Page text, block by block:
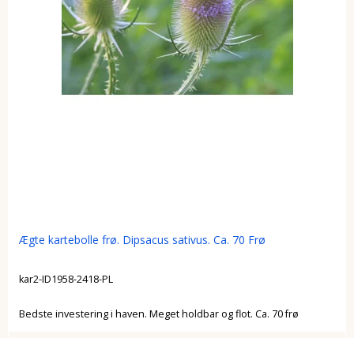
Ægte kartebolle frø. Dipsacus sativus. Ca. 70 Frø
kar2-ID1958-2418-PL
Bedste investering i haven. Meget holdbar og flot. Ca. 70 frø